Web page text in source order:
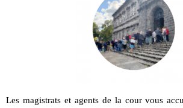
Les magistrats et agents de la cour vous